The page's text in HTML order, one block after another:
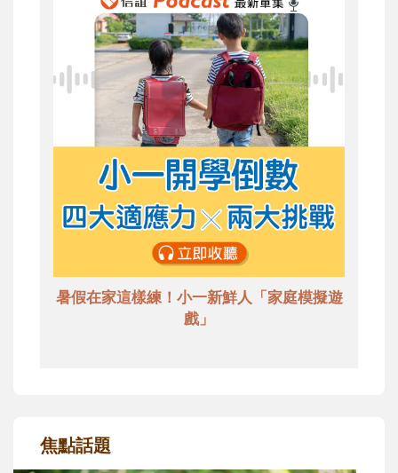
暑假在家這樣練！小一新鮮人「家庭模擬遊
戲」
焦點話題